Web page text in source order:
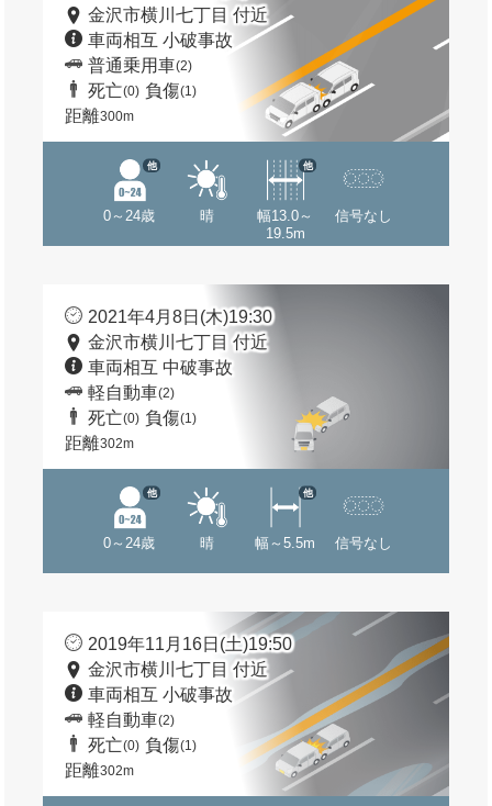
金沢市横川七丁目 付近
車両相互 小破事故
普通乗用車(2)
死亡(0) 負傷(1)
距離300m
0～24歳
他
晴
幅13.0～
19.5m
他
信号なし
2021年4月8日(木)19:30
金沢市横川七丁目 付近
車両相互 中破事故
軽自動車(2)
死亡(0) 負傷(1)
距離302m
0～24歳
他
晴 幅～5.5m
他
信号なし
2019年11月16日(土)19:50
金沢市横川七丁目 付近
車両相互 小破事故
軽自動車(2)
死亡(0) 負傷(1)
距離302m